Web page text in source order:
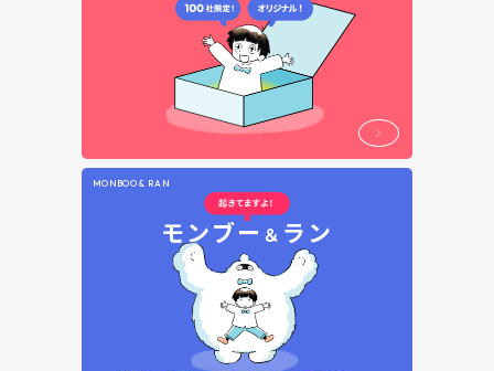
MONBOO & RAN
モンブー ＆ ラン